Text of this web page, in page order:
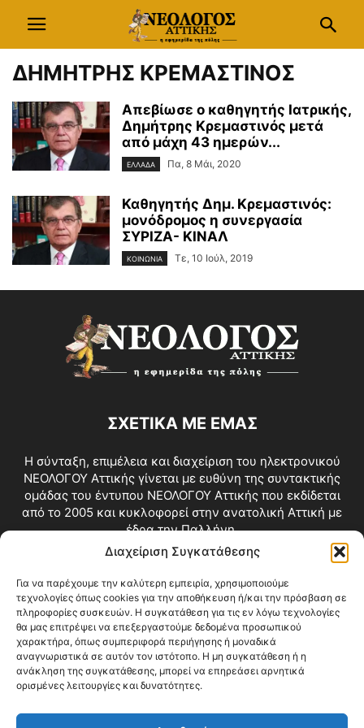
Διαχείριση Συγκατάθεσης
Για να παρέχουμε την καλύτερη εμπειρία, χρησιμοποιούμε
τεχνολογίες όπως cookies για την αποθήκευση ή/και την πρόσβαση σε
πληροφορίες συσκευών. Η συγκατάθεση για τις εν λόγω τεχνολογίες
θα μας επιτρέψει να επεξεργαστούμε δεδομένα προσωπικού
χαρακτήρα, όπως συμπεριφορά περιήγησης ή μοναδικά
αναγνωριστικά σε αυτόν τον ιστότοπο. Η μη συγκατάθεση ή η
ανάκληση της συγκατάθεσης, μπορεί να επηρεάσει αρνητικά
ορισμένες λειτουργίες και δυνατότητες.
ΔΗΜΗΤΡΗΣ ΚΡΕΜΑΣΤΙΝΟΣ
Απεβίωσε ο καθηγητής Ιατρικής,
Δημήτρης Κρεμαστινός μετά
από μάχη 43 ημερών...
ΕΛΛΑΔΑ Πα, 8 Μάι, 2020
Καθηγητής Δημ. Κρεμαστινός:
μονόδρομος η συνεργασία
ΣΥΡΙΖΑ- ΚΙΝΑΛ
ΚΟΙΝΩΝΙΑ Τε, 10 Ιούλ, 2019
ΣΧΕΤΙΚΑ ΜΕ ΕΜΑΣ
Η σύνταξη, επιμέλεια και διαχείριση του ηλεκτρονικού
ΝΕΟΛΟΓΟΥ Αττικής γίνεται με ευθύνη της συντακτικής
ομάδας του έντυπου ΝΕΟΛΟΓΟΥ Αττικής που εκδίδεται
από το 2005 και κυκλοφορεί στην ανατολική Αττική με
έδρα την Παλλήνη.
Επικοινωνία:info@neologosattikis.gr
ΑΚΟΛΟΥΘΗΣΕ ΜΑΣ